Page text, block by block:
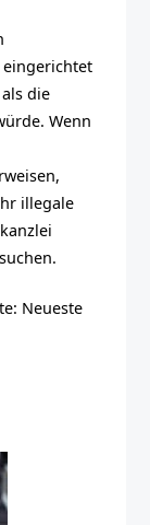
eingerichtet
die
Wenn
illegale
Neueste